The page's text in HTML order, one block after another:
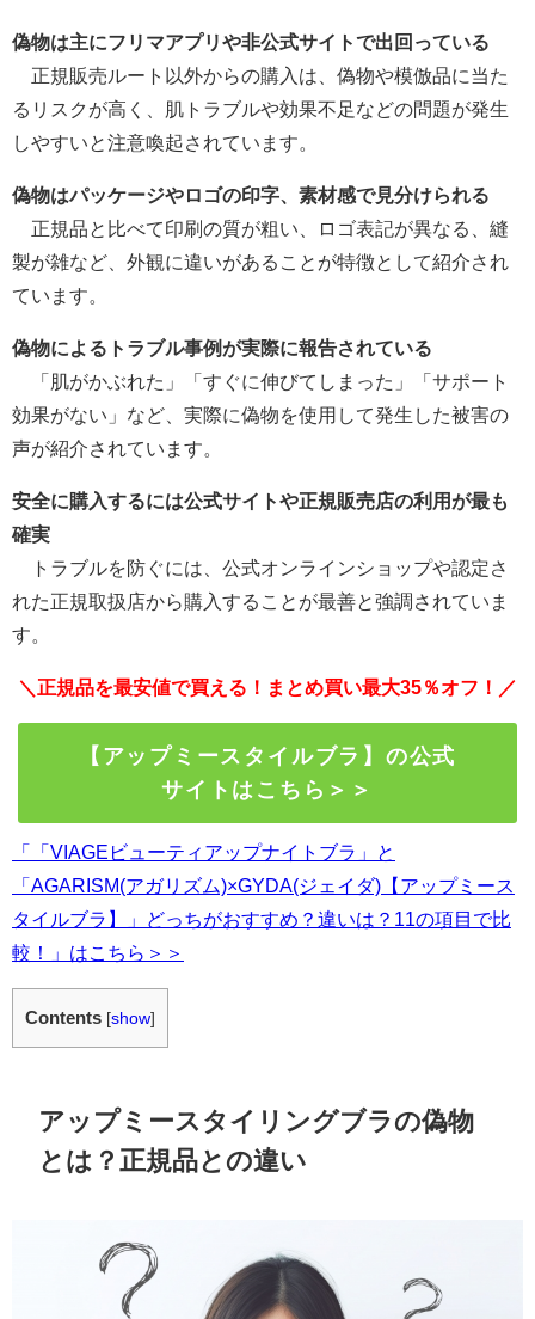
偽物は主にフリマアプリや非公式サイトで出回っている
正規販売ルート以外からの購入は、偽物や模倣品に当た
るリスクが高く、肌トラブルや効果不足などの問題が発生
しやすいと注意喚起されています。
偽物はパッケージやロゴの印字、素材感で見分けられる
正規品と比べて印刷の質が粗い、ロゴ表記が異なる、縫
製が雑など、外観に違いがあることが特徴として紹介され
ています。
偽物によるトラブル事例が実際に報告されている
「肌がかぶれた」「すぐに伸びてしまった」「サポート
効果がない」など、実際に偽物を使用して発生した被害の
声が紹介されています。
安全に購入するには公式サイトや正規販売店の利用が最も
確実
トラブルを防ぐには、公式オンラインショップや認定さ
れた正規取扱店から購入することが最善と強調されていま
す。
＼正規品を最安値で買える！まとめ買い最大35％オフ！／
【アップミースタイルブラ】の公式
サイトはこちら＞＞
「「VIAGEビューティアップナイトブラ」と
「AGARISM(アガリズム)×GYDA(ジェイダ)【アップミース
タイルブラ】」どっちがおすすめ？違いは？11の項目で比
較！」はこちら＞＞
Contents [show]
アップミースタイリングブラの偽物
とは？正規品との違い